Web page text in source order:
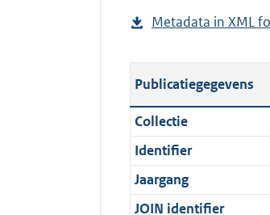
p
l
i
c
a
t
i
g
o
t
t
e
:
2
d
b
l
i
c
a
t
s
o
o
t
t
e
:
Metadata in XML
Publicatiegegevens
Collectie
Identifier
Jaargang
JOIN identifier